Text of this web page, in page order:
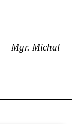
Mgr. Michal